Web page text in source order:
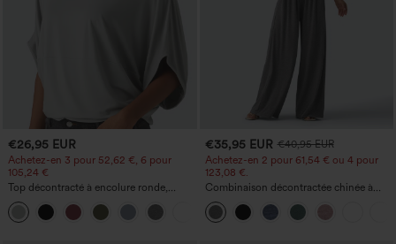
€26,95 EUR
Achetez-en 3 pour 52,62 €, 6 pour
105,24 €
Top décontracté à encolure ronde,
manches chauve-souris et coupe ample
+1
€35,95 EUR €40,95 EUR
Achetez-en 2 pour 61,54 € ou 4 pour
123,08 €.
Combinaison décontractée chinée à
bretelles réglables, fronces et jambes
larges, avec poches — facile comme
tout